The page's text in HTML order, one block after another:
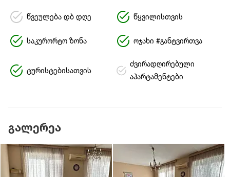
წვეულება დბ დღე წყვილისთვის
საკურორტო ზონა ოჯახი #განტვირთვა
ტურისტებისათვის
ძვირადღირებული
აპარტამენტები
გალერეა